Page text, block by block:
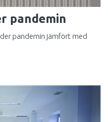
pandemin
pandemin jämfört med